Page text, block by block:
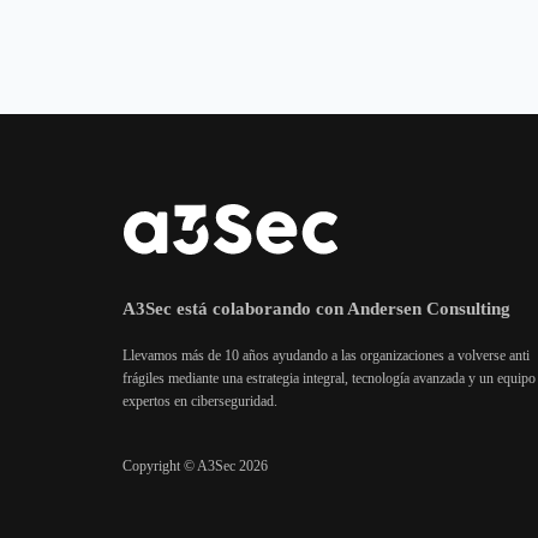
A3Sec está colaborando con Andersen Consulting
Llevamos más de 10 años ayudando a las organizaciones a volverse anti
frágiles mediante una estrategia integral, tecnología avanzada y un equipo
expertos en ciberseguridad.
Copyright © A3Sec 2026